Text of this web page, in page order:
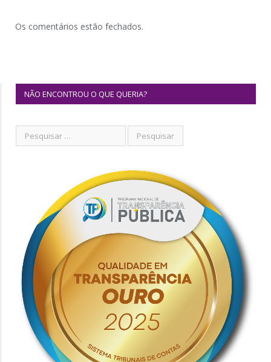
Os comentários estão fechados.
NÃO ENCONTROU O QUE QUERIA?